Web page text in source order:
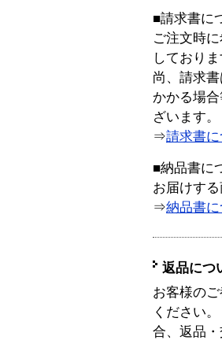
■請求書に
ご注文時
しておりま
尚、請求
かかる場
ざいます。
⇒請求書
■納品書に
お届けす
⇒納品書
返品につ
お客様の
ください
合、返品